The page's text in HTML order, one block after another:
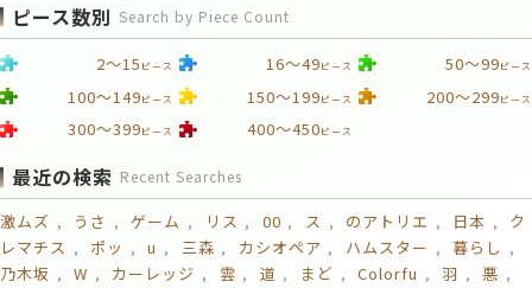
ピース数別 Search by Piece Count
2～15 ピース 16～49ピース 50～99ピース
100～149ピース 150～199ピース 200～299ピース
300～399ピース 400～450ピース
最近の検索 Recent Searches
激ムズ うさ ゲーム リス 00 ス のアトリエ 日本
ク
レマチス
ポッ u 三森 カシオペア ハムスター
暮らし
乃木坂
W カーレッジ 雲 道 まど Colorfu 羽 悪